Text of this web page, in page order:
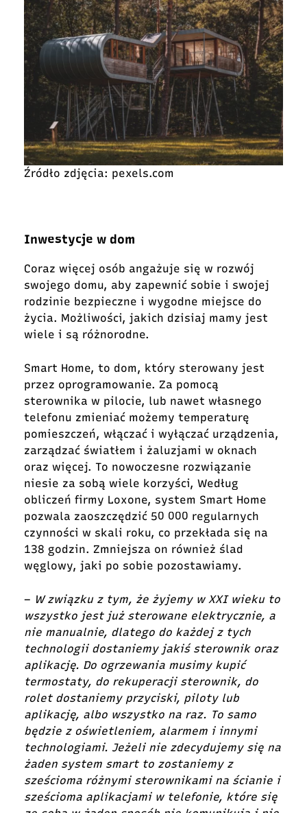
Źródło zdjęcia: pexels.com
Inwestycje w dom
Coraz więcej osób angażuje się w rozwój
swojego domu, aby zapewnić sobie i swojej
rodzinie bezpieczne i wygodne miejsce do
życia. Możliwości, jakich dzisiaj mamy jest
wiele i są różnorodne.
Smart Home, to dom, który sterowany jest
przez oprogramowanie. Za pomocą
sterownika w pilocie, lub nawet własnego
telefonu zmieniać możemy temperaturę
pomieszczeń, włączać i wyłączać urządzenia,
zarządzać światłem i żaluzjami w oknach
oraz więcej. To nowoczesne rozwiązanie
niesie za sobą wiele korzyści, Według
obliczeń firmy Loxone, system Smart Home
pozwala zaoszczędzić 50 000 regularnych
czynności w skali roku, co przekłada się na
138 godzin. Zmniejsza on również ślad
węglowy, jaki po sobie pozostawiamy.
– W związku z tym, że żyjemy w XXI wieku to
wszystko jest już sterowane elektrycznie, a
nie manualnie, dlatego do każdej z tych
technologii dostaniemy jakiś sterownik oraz
aplikację. Do ogrzewania musimy kupić
termostaty, do rekuperacji sterownik, do
rolet dostaniemy przyciski, piloty lub
aplikację, albo wszystko na raz. To samo
będzie z oświetleniem, alarmem i innymi
technologiami. Jeżeli nie zdecydujemy się na
żaden system smart to zostaniemy z
sześcioma różnymi sterownikami na ścianie i
sześcioma aplikacjami w telefonie, które się